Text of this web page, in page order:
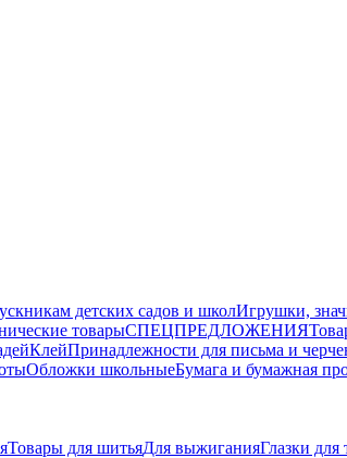
детских садов и школИгрушки,
товарыСПЕЦПРЕДЛОЖЕНИЯ
КлейПринадлежности для письма и
Обложки школьныеБумага и бумажная
Товары для шитьяДля выжиганияГлазки для